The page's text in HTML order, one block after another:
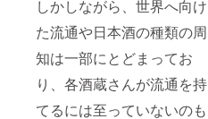
しかしながら、世界へ向け
た流通や日本酒の種類の周
知は一部にとどまってお
り、各酒蔵さんが流通を持
てるには至っていないのも